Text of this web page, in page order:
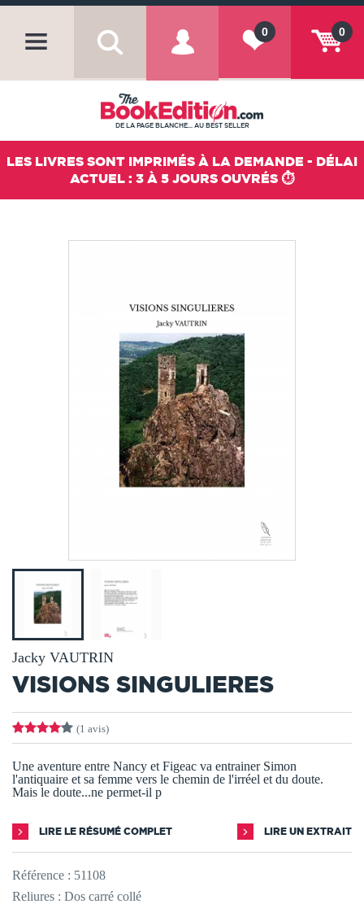
0
0
DE LA PAGE BLANCHE... AU BEST SELLER
LES LIVRES SONT IMPRIMÉS À LA DEMANDE - DÉLAI
ACTUEL : 3 À 5 JOURS OUVRÉS ⏱️
Jacky VAUTRIN
VISIONS SINGULIERES
(1 avis)
Une aventure entre Nancy et Figeac va entrainer Simon
l'antiquaire et sa femme vers le chemin de l'irréel et du doute.
Mais le doute...ne permet-il p
LIRE LE RÉSUMÉ COMPLET LIRE UN EXTRAIT
Référence : 51108
Reliures : Dos carré collé